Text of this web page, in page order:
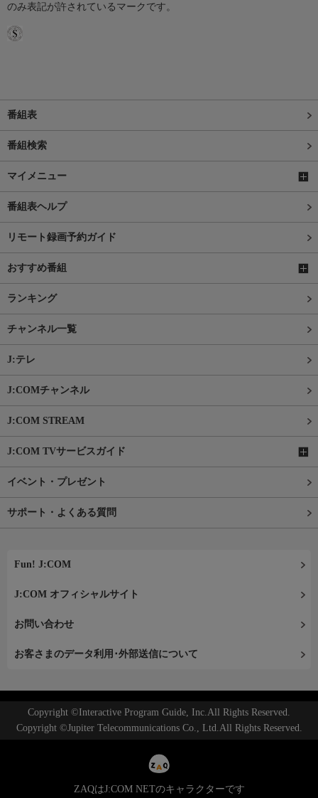
のみ表記が許されているマークです。
番組表
番組検索
マイメニュー
番組表ヘルプ
リモート録画予約ガイド
おすすめ番組
ランキング
チャンネル一覧
J:テレ
J:COMチャンネル
J:COM STREAM
J:COM TVサービスガイド
イベント・プレゼント
サポート・よくある質問
Fun! J:COM
J:COM オフィシャルサイト
お問い合わせ
お客さまのデータ利用･外部送信について
Copyright ©Interactive Program Guide, Inc.All Rights Reserved.
Copyright ©Jupiter Telecommunications Co., Ltd.All Rights Reserved.
ZAQはJ:COM NETのキャラクターです